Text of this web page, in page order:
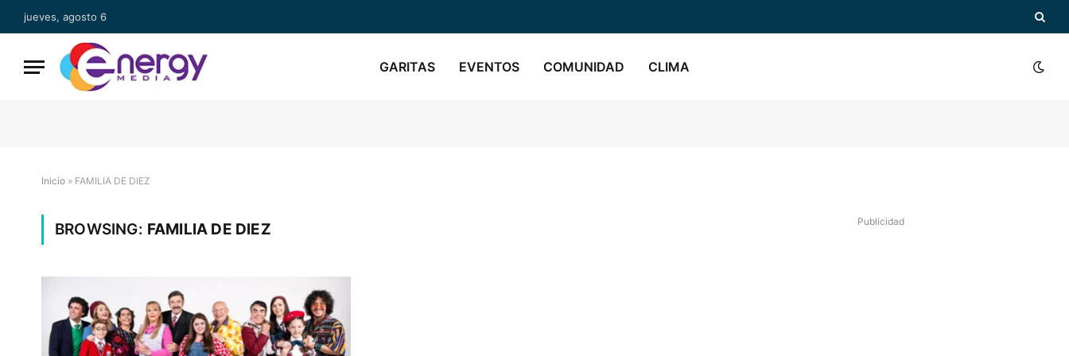
jueves, agosto 6
GARITAS EVENTOS COMUNIDAD CLIMA
Inicio » FAMILIA DE DIEZ
BROWSING: FAMILIA DE DIEZ Publicidad